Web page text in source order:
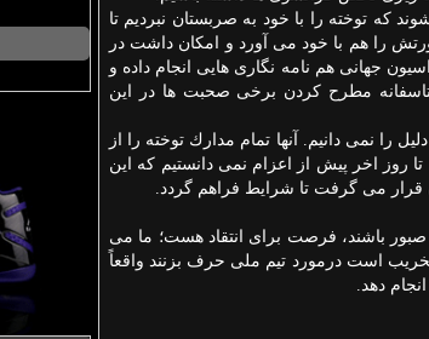
كه توخته را با خود به صربستان نبردیم تا
را هم با خود می آورد و امكان داشت در
جهانی هم نامه نگاری هایی انجام داده و
مطرح كردن برخی صحبت ها در این
را نمی دانیم. آنها تمام مدارك توخته را از
روز اخر پیش از اعزام نمی دانستیم كه این
قرار می گرفت تا شرایط فراهم گردد.
باشند، فرصت برای انتقاد هست؛ ما می
تخریب است درمورد تیم ملی حرف بزنند واقعاً
دهد.